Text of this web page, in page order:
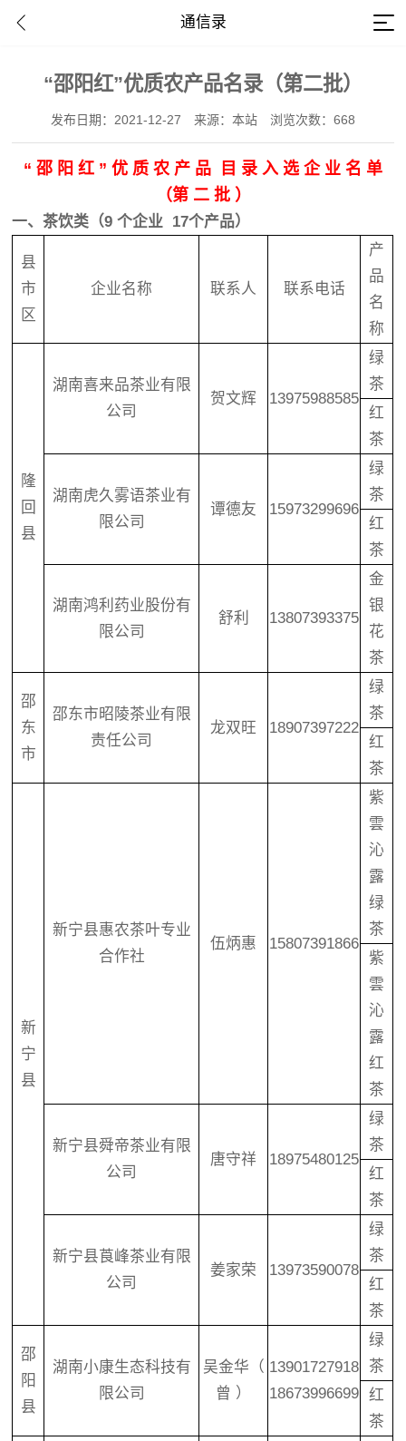
通信录
“邵阳红”优质农产品名录（第二批）
发布日期：2021-12-27 来源：本站 浏览次数：668
“ 邵 阳 红 ” 优 质 农 产 品 目 录 入 选 企 业 名 单
（第 二 批 ）
一、茶饮类（9 个企业 17个产品）
县
市
区
企业名称 联系人 联系电话
产
品
名
称
隆
回
县
湖南喜来品茶业有限
公司
贺文辉 13975988585
绿
茶
红
茶
湖南虎久雾语茶业有
限公司
谭德友 15973299696
绿
茶
红
茶
湖南鸿利药业股份有
限公司
舒利 13807393375
金
银
花
茶
邵
东
市
邵东市昭陵茶业有限
责任公司
龙双旺 18907397222
绿
茶
红
茶
新
宁
县
新宁县惠农茶叶专业
合作社
伍炳惠 15807391866
紫
雲
沁
露
绿
茶
紫
雲
沁
露
红
茶
新宁县舜帝茶业有限
公司
唐守祥 18975480125
绿
茶
红
茶
新宁县莨峰茶业有限
公司
姜家荣 13973590078
绿
茶
红
茶
邵
阳
县
湖南小康生态科技有
限公司
吴金华（
曾 ）
13901727918
18673996699
绿
茶
红
茶